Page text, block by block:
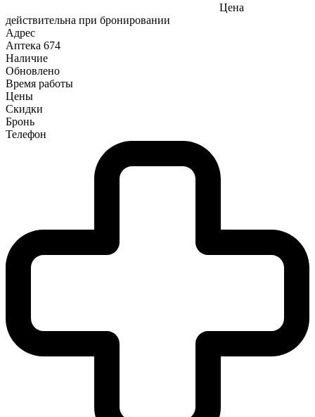
Цена
действительна при бронировании
Адрес
Аптека 674
Наличие
Обновлено
Время работы
Цены
Скидки
Бронь
Телефон